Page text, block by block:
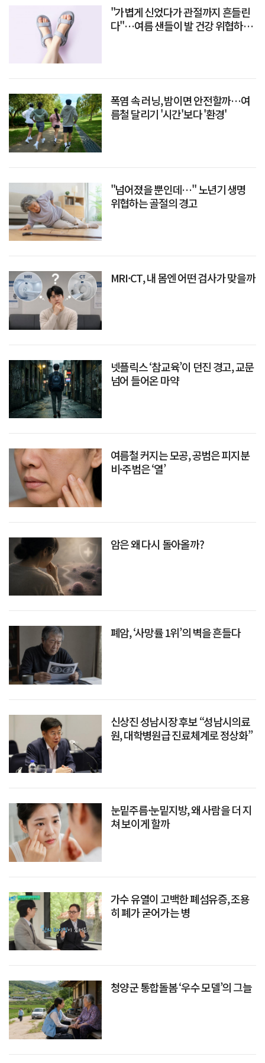
"가볍게 신었다가 관절까지 흔들린
다"…여름 샌들이 발 건강 위협하는
폭염 속 러닝, 밤이면 안전할까…여
름철 달리기 '시간'보다 '환경'
"넘어졌을 뿐인데…" 노년기 생명
위협하는 골절의 경고
MRI·CT, 내 몸엔 어떤 검사가 맞을까
넷플릭스 ‘참교육’이 던진 경고, 교문
넘어 들어온 마약
여름철 커지는 모공, 공범은 피지분
비·주범은 ‘열’
암은 왜 다시 돌아올까?
폐암, ‘사망률 1위’의 벽을 흔들다
신상진 성남시장 후보 “성남시의료
원, 대학병원급 진료체계로 정상화”
눈밑주름·눈밑지방, 왜 사람을 더 지
쳐 보이게 할까
가수 유열이 고백한 폐섬유증, 조용
히 폐가 굳어가는 병
청양군 통합돌봄 ‘우수 모델’의 그늘